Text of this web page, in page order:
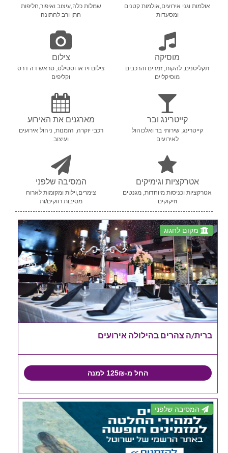
אולמות וגני אירועים,אולמות קטנים
ומסעדות
שמלות כלה,עיצוב ואיפור,חליפות
חתן ורב לחתונה
מוסיקה
תקליטנים, להקות, זמרים והרכבים
מוסיקליים
צילום
צילום וידאו וסטילס, טראש דה דרס
וקליפים
קייטרינג ובר
קייטרינג, שירותי בר ואלכוהול
לאירועים
מארגנים את האירוע
רכבי יוקרה, הזמנות, ניהול אירועים
ועיצוב
אטרקציות וגימיקים
אטרקציות וכניסות מיוחדות, מגנטים
וזיקוקים
המסיבה שלפני
צימרים,וילות ומקומות לארוח
מסיבות רווקים/ות
מקום לחגוג
ברית/ה צהרים בהילולה אירועים
החל מ-125₪ למנה
המסיבה שלפני